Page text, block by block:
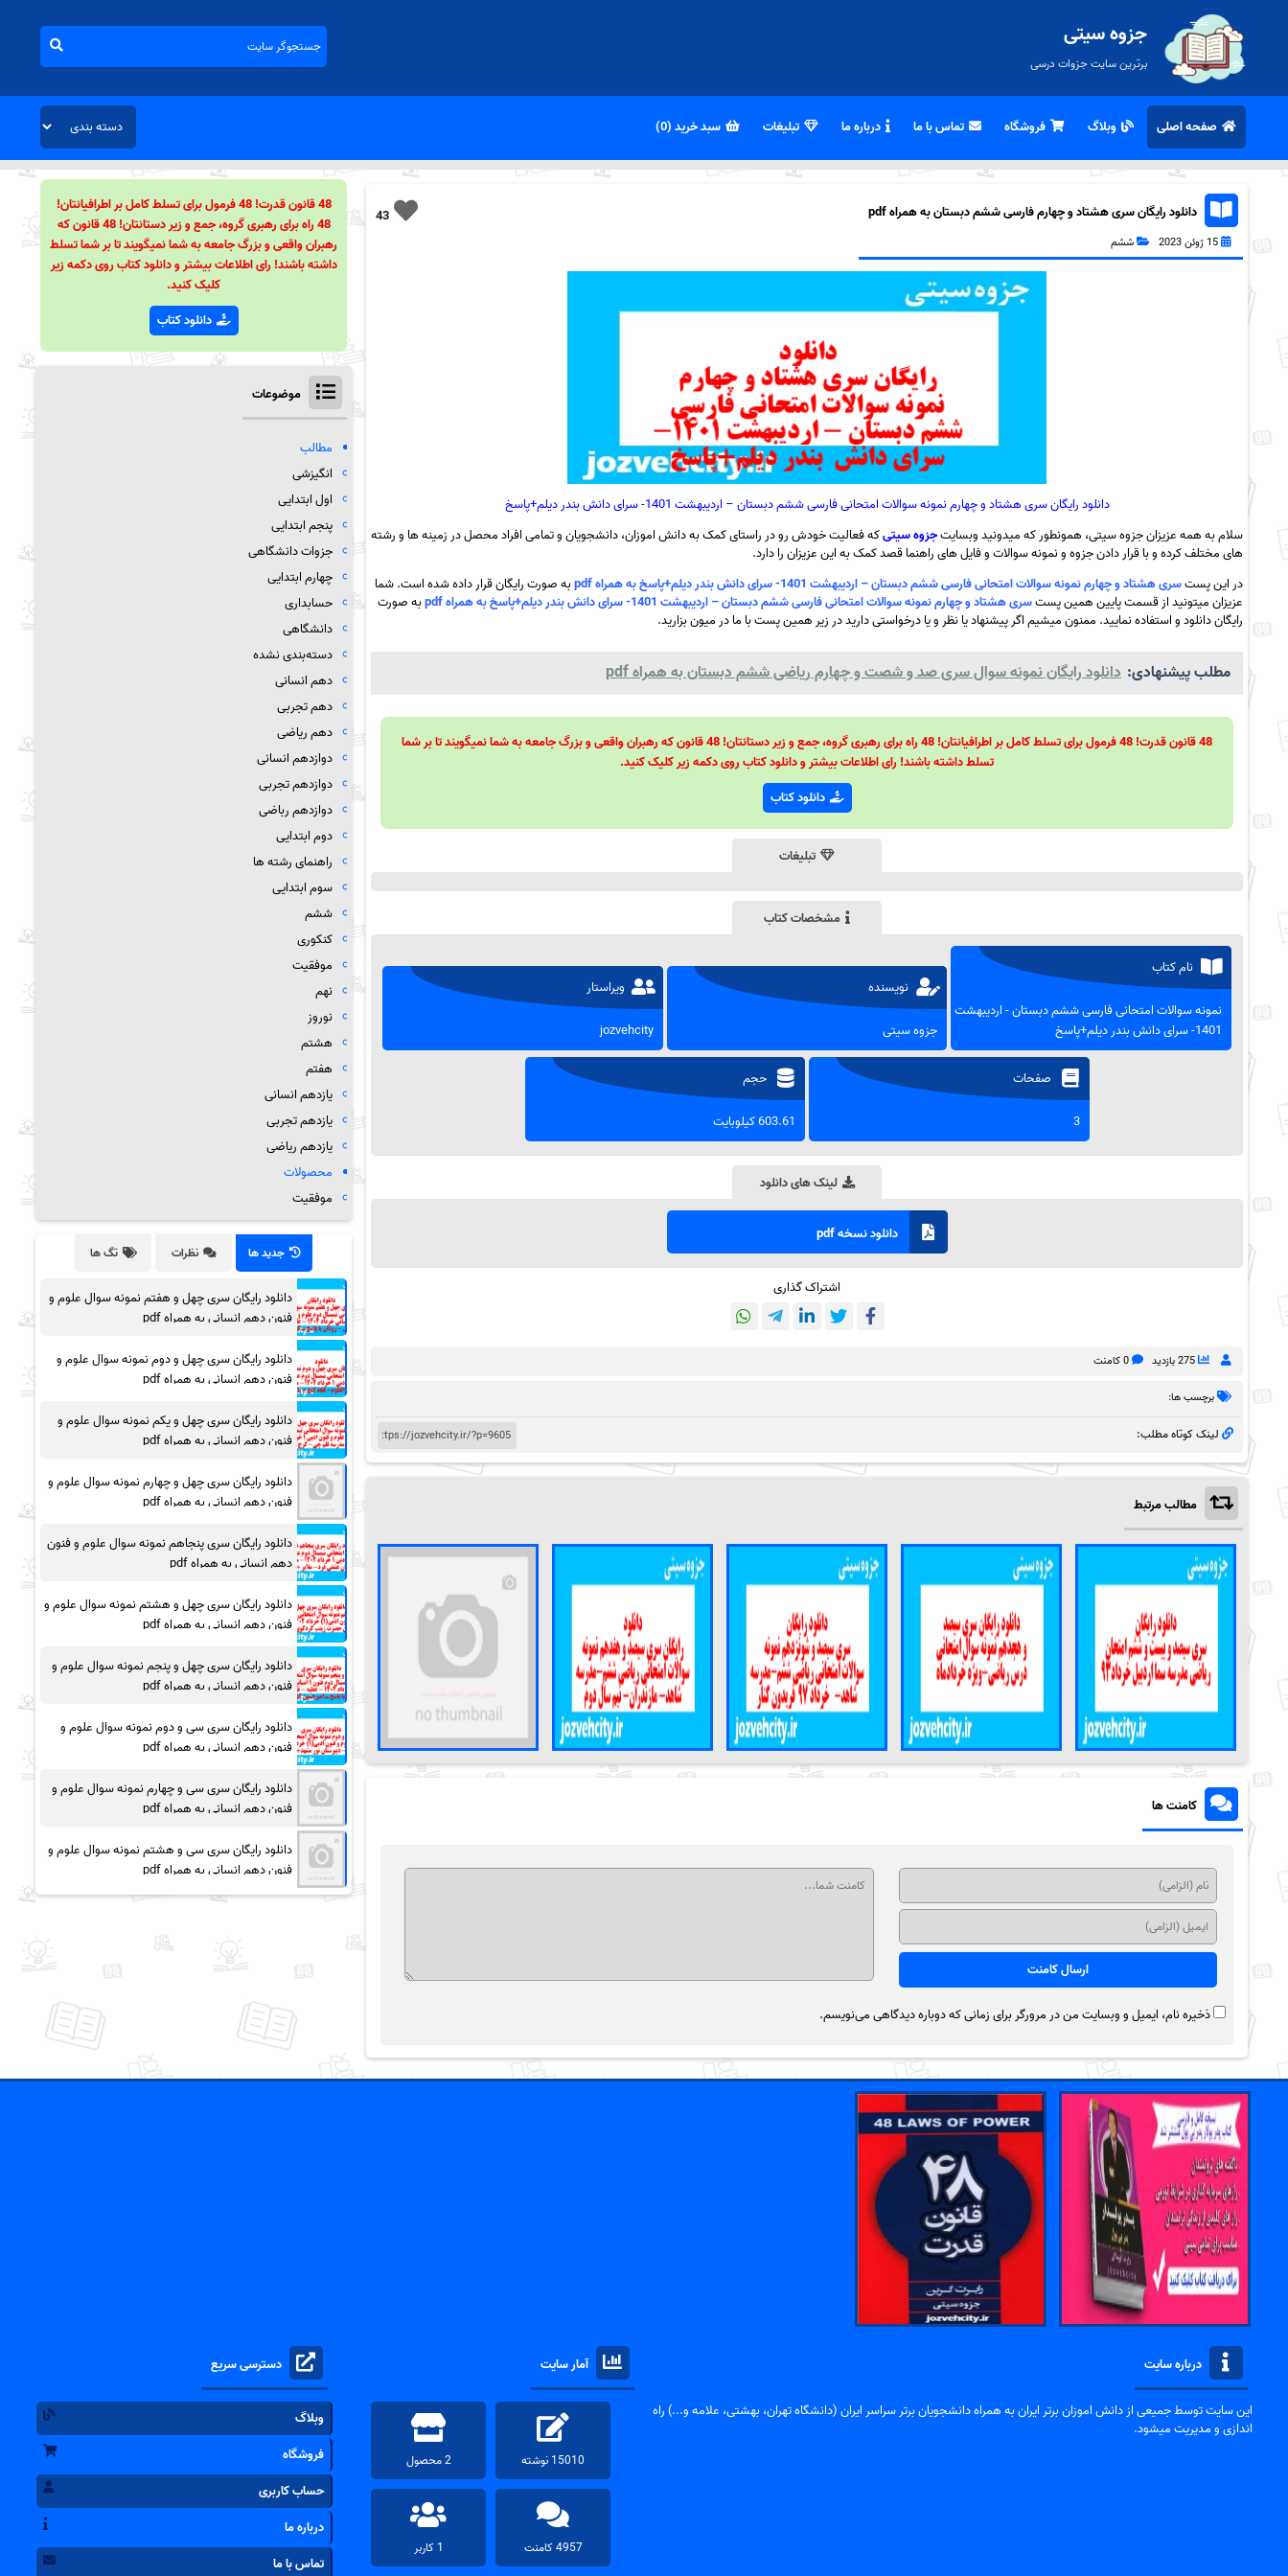
جزوه سیتی
برترین سایت جزوات درسی
صفحه اصلی وبلاگ فروشگاه تماس با ما درباره ما تبلیغات سبد خرید (0)
43 دانلود رایگان سری هشتاد و چهارم فارسی ششم دبستان به همراه pdf
15 ژوئن 2023 ششم
دانلود رایگان سری هشتاد و چهارم نمونه سوالات امتحانی فارسی ششم دبستان – اردیبهشت 1401- سرای دانش بندر دیلم+پاسخ
سلام به همه عزیزان جزوه سیتی، همونطور که میدونید وبسایتجزوه سیتیکه فعالیت خودش رو در راستای کمک به دانش اموزان، دانشجویان و تمامی افراد محصل در زمینه ها و رشته
های مختلف کرده و با قرار دادن جزوه و نمونه سوالات و فایل های راهنما قصد کمک به این عزیزان را دارد.
در این پستسری هشتاد و چهارم نمونه سوالات امتحانی فارسی ششم دبستان – اردیبهشت 1401- سرای دانش بندر دیلم+پاسخ به همراه pdf
به صورت رایگان قرار داده شده است. شما
عزیزان میتونید از قسمت پایین همین پستسری هشتاد و چهارم نمونه سوالات امتحانی فارسی ششم دبستان – اردیبهشت 1401- سرای دانش بندر دیلم+پاسخ به همراه pdf
به صورت
رایگان دانلود و استفاده نمایید. ممنون میشیم اگر پیشنهاد یا نظر و یا درخواستی دارید در زیر همین پست با ما در میون بزارید.
مطلب پیشنهادی: دانلود رایگان نمونه سوال سری صد و شصت و چهارم ریاضی ششم دبستان به همراه pdf
48 قانون قدرت! 48 فرمول برای تسلط کامل بر اطرافیانتان! 48 راه برای رهبری گروه، جمع و زیر دستانتان! 48 قانون که رهبران واقعی و بزرگ جامعه به شما نمیگویند تا بر شما
تسلط داشته باشند! رای اطلاعات بیشتر و دانلود کتاب روی دکمه زیر کلیک کنید.
دانلود کتاب
تبلیغات
مشخصات کتاب
نام کتاب
نمونه سوالات امتحانی فارسی ششم دبستان - اردیبهشت
1401- سرای دانش بندر دیلم+پاسخ
نویسنده
جزوه سیتی
ویراستار
jozvehcity
صفحات
3
حجم
603.61 کیلوبایت
لینک های دانلود
دانلود نسخه pdf
اشتراک گذاری
275 بازدید 0 کامنت
برچسب ها:
لینک کوتاه مطلب:
مطالب مرتبط
کامنت ها
ذخیره نام، ایمیل و وبسایت من در مرورگر برای زمانی که دوباره دیدگاهی می‌نویسم.
48 قانون قدرت! 48 فرمول برای تسلط کامل بر اطرافیانتان!
48 راه برای رهبری گروه، جمع و زیر دستانتان! 48 قانون که
رهبران واقعی و بزرگ جامعه به شما نمیگویند تا بر شما تسلط
داشته باشند! رای اطلاعات بیشتر و دانلود کتاب روی دکمه زیر
کلیک کنید.
دانلود کتاب
موضوعات
مطالب
انگیزشی
اول ابتدایی
پنجم ابتدایی
جزوات دانشگاهی
چهارم ابتدایی
حسابداری
دانشگاهی
دسته‌بندی نشده
دهم انسانی
دهم تجربی
دهم ریاضی
دوازدهم انسانی
دوازدهم تجربی
دوازدهم رباضی
دوم ابتدایی
راهنمای رشته ها
سوم ابتدایی
ششم
کنکوری
موفقیت
نهم
نوروز
هشتم
هفتم
یازدهم انسانی
یازدهم تجربی
یازدهم ریاضی
محصولات
موفقیت
جدید ها نظرات تگ ها
دانلود رایگان سری چهل و هفتم نمونه سوال علوم و
فنون دهم انسانی به همراه pdf
دانلود رایگان سری چهل و دوم نمونه سوال علوم و
فنون دهم انسانی به همراه pdf
دانلود رایگان سری چهل و یکم نمونه سوال علوم و
فنون دهم انسانی به همراه pdf
دانلود رایگان سری چهل و چهارم نمونه سوال علوم و
فنون دهم انسانی به همراه pdf
دانلود رایگان سری پنجاهم نمونه سوال علوم و فنون
دهم انسانی به همراه pdf
دانلود رایگان سری چهل و هشتم نمونه سوال علوم و
فنون دهم انسانی به همراه pdf
دانلود رایگان سری چهل و پنجم نمونه سوال علوم و
فنون دهم انسانی به همراه pdf
دانلود رایگان سری سی و دوم نمونه سوال علوم و
فنون دهم انسانی به همراه pdf
دانلود رایگان سری سی و چهارم نمونه سوال علوم و
فنون دهم انسانی به همراه pdf
دانلود رایگان سری سی و هشتم نمونه سوال علوم و
فنون دهم انسانی به همراه pdf
درباره سایت
این سایت توسط جمیعی از دانش اموزان برتر ایران به همراه دانشجویان برتر سراسر ایران (دانشگاه تهران، بهشتی، علامه و...) راه
اندازی و مدیریت میشود.
آمار سایت
15010 نوشته 2 محصول
4957 کامنت 1 کاربر
دسترسی سریع
وبلاگ
فروشگاه
حساب کاربری
درباره ما
تماس با ما